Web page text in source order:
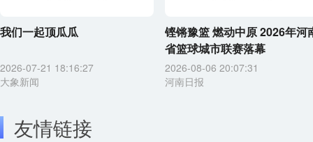
我们一起顶瓜瓜
2026-07-21 18:16:27
大象新闻
铿锵豫篮 燃动中原 2026年河
省篮球城市联赛落幕
2026-08-06 20:07:31
河南日报
友情链接